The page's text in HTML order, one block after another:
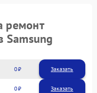
ремонт
Samsung
0 Заказать
0 Заказать